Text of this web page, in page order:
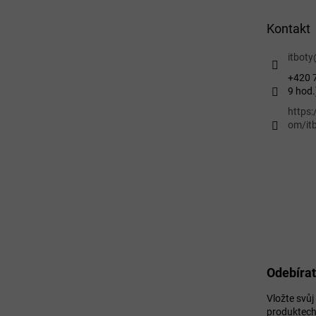
Kontakt
itboty
+420
9
om/
Vložte